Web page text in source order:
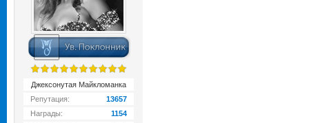
Джексонутая Майкломанка
Репутация:
13657
Награды:
1154